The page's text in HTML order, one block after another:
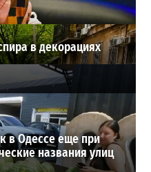
в декорациях
в Одессе еще при
названия улиц